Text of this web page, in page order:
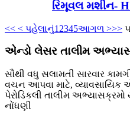
રિમૂવલ મશીન-
<< < પહેલાનું1 2345આગળ >>>
એન્ડો લેસર તાલીમ
સૌથી વધુ સલામતી સારવાર
વચન આપવા માટે, વ્યાવસાયિક
પેરોડિકલી તાલીમ
નોંધણી